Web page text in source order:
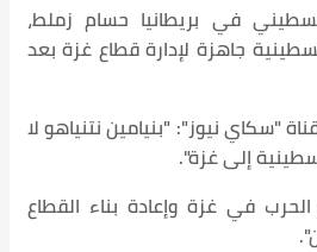
في بريطانيا حسام زملط،
جاهزة لإدارة قطاع غزة بعد
"سكاي نيوز": "بنيامين نتنياهو لا
إلى غزة".
في غزة وإعادة بناء القطاع